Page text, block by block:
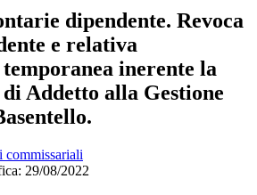
dipendente. Revoca
e relativa
inerente la
Addetto alla Gestione
commissariali
29/08/2022